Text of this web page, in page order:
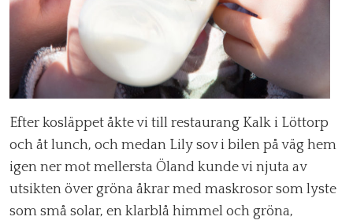
Efter kosläppet åkte vi till restaurang Kalk i Löttorp
och åt lunch, och medan Lily sov i bilen på väg hem
igen ner mot mellersta Öland kunde vi njuta av
utsikten över gröna åkrar med maskrosor som lyste
som små solar, en klarblå himmel och gröna,